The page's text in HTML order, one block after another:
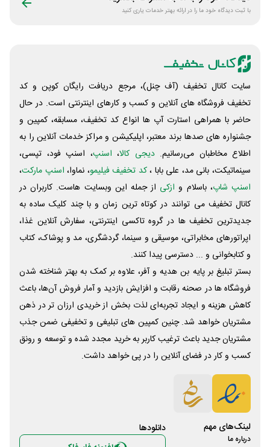
با ثبت دیدگاه خود ما را در ارائه بهتر خدمات یاری کنید
سایت کانال تخفیف (آف چنل)، مرجع دریافت رایگان کوپن و کد
تخفیف فروشگاه های آنلاین و کسب و‌ کارهای اینترنتی است. در حال
حاضر با همراهی استارت آپ ها انواع کد تخفیف، مسابقه، کمپین و
جشنواره های صدها برند معتبر، اپلیکیشن و مراکز خدمات آنلاین را به
اطلاع مخاطبان می‌رسانیم. دیجی کالا، اسنپ، اسنپ فود، تپسی،
سینماتیکت، بانی مد، علی‌ بابا ،کد تخفیف فیلیمو، نماوا، اسنپ مارکت،
اسنپ شاپ، باسلام و ازکی از جمله این وبسایت ‌هاست. کاربران در
کانال تخفیف می توانند در کوتاه ترین زمان و با چند کلیک ساده به
جدیدترین تخفیف ها در گروه تاکسی اینترنتی، سفارش آنلاین غذا،
اپراتورهای مخابراتی، موسیقی و سینما، گردشگری، مد و پوشاک، کتاب
و کتابخوانی و ... دسترسی پیدا کنند.
بستر تبلیغ بر پایه بن هدیه و آفر، علاوه بر کمک به بهتر شناخته شدن
فروشگاه ها در صحنه رقابت و افزایش بازدید و آمار فروش آن‌ها، باعث
کاهش هزینه و ایجاد تجربه‌ای لذت بخش از خریدی ارزان تر در ذهن
مشتریان خواهد شد. چنین کمپین های تبلیغی و تخفیفی ضمن جذب
مشتریان جدید باعث ترغیب کاربر به خرید مجدد شده و توسعه و رونق
کسب و کار در فضای آنلاین را در پی خواهد داشت.
لینک‌های مهم
درباره ما
دانلود‌ها